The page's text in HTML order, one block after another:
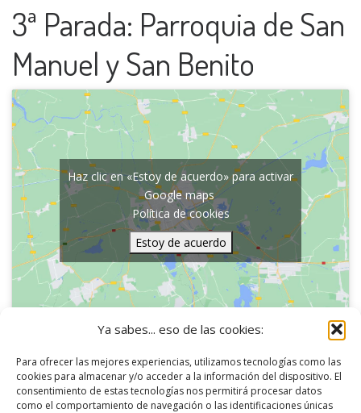
Ya sabes... eso de las cookies:
Para ofrecer las mejores experiencias, utilizamos tecnologías como las
cookies para almacenar y/o acceder a la información del dispositivo. El
consentimiento de estas tecnologías nos permitirá procesar datos
como el comportamiento de navegación o las identificaciones únicas
3ª Parada: Parroquia de San
Manuel y San Benito
Haz clic en «Estoy de acuerdo» para activar
Google maps
Política de cookies
Estoy de acuerdo
Siguiendo la Ruta calle Alcalá Madrid (III)
llegamos a laParroquia de San Manuel y San